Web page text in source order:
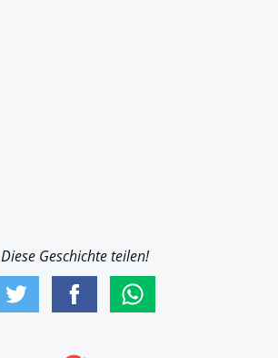
Diese Geschichte teilen!